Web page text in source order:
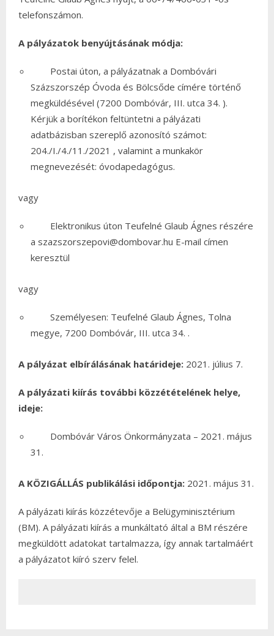
telefonszámon.
A pályázatok benyújtásának módja:
Postai úton, a pályázatnak a Dombóvári
Százszorszép Óvoda és Bölcsőde címére történő
megküldésével (7200 Dombóvár, III. utca 34. ).
Kérjük a borítékon feltüntetni a pályázati
adatbázisban szereplő azonosító számot:
204./I./4./11./2021 , valamint a munkakör
megnevezését: óvodapedagógus.
vagy
Elektronikus úton Teufelné Glaub Ágnes részére
a szazszorszepovi@dombovar.hu E-mail címen
keresztül
vagy
Személyesen: Teufelné Glaub Ágnes, Tolna
megye, 7200 Dombóvár, III. utca 34. .
A pályázat elbírálásának határideje: 2021. július 7.
A pályázati kiírás további közzétételének helye,
ideje:
Dombóvár Város Önkormányzata – 2021. május
31.
A KÖZIGÁLLÁS publikálási időpontja: 2021. május 31.
A pályázati kiírás közzétevője a Belügyminisztérium
(BM). A pályázati kiírás a munkáltató által a BM részére
megküldött adatokat tartalmazza, így annak tartalmáért
a pályázatot kiíró szerv felel.